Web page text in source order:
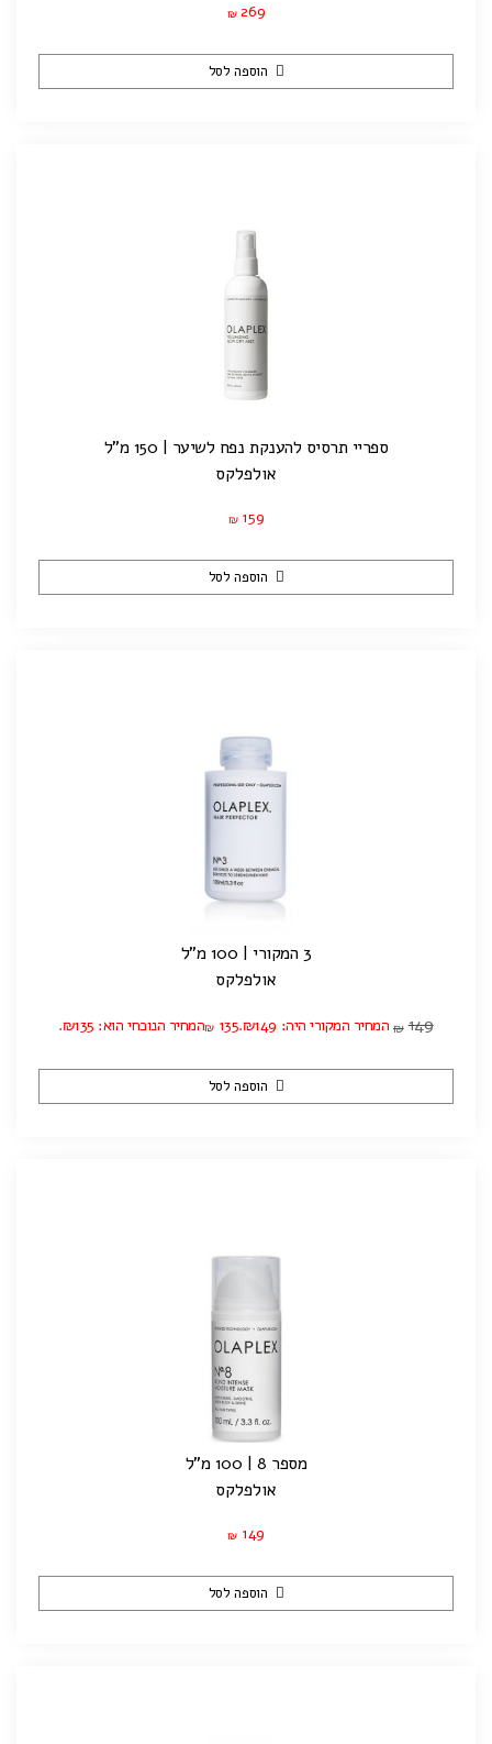
₪ 269
הוספה לסל
ספריי תרסיס להענקת נפח לשיער | 150 מ"ל
אולפלקס
₪ 159
הוספה לסל
3 המקורי | 100 מ"ל
אולפלקס
₪ 149 המחיר המקורי היה: ₪149. ₪ 135 המחיר הנוכחי הוא: ₪135.
הוספה לסל
מספר 8 | 100 מ"ל
אולפלקס
₪ 149
הוספה לסל